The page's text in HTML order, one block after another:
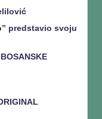
predstavio svoju